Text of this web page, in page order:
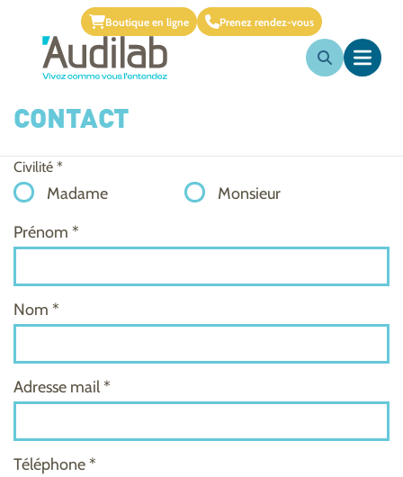
Boutique en ligne Prenez rendez-vous
CONTACT
Civilité *
Madame
Monsieur
Prénom *
Nom *
Adresse mail *
Téléphone *